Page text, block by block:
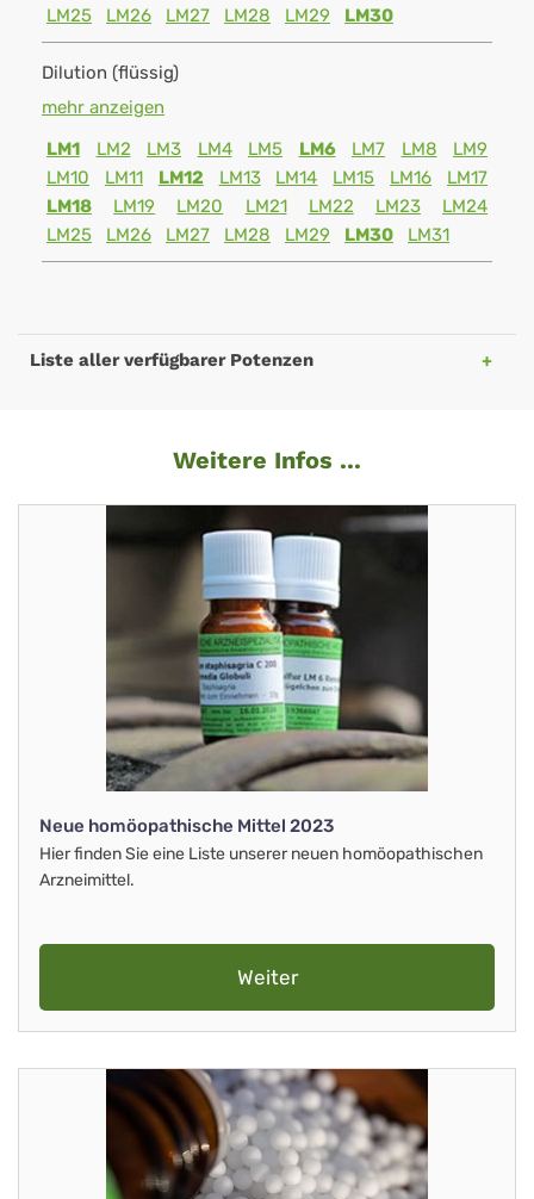
LM25 LM26 LM27 LM28 LM29 LM30
Dilution (flüssig)
mehr anzeigen
LM1
LM2 LM3 LM4 LM5 LM6 LM7 LM8
LM9
LM10
LM11 LM12 LM13 LM14 LM15 LM16
LM17
LM18
LM19 LM20 LM21 LM22 LM23
LM24
LM25
LM26 LM27 LM28 LM29 LM30 LM31
Liste aller verfügbarer Potenzen
Weitere Infos ...
Neue homöopathische Mittel 2023
Hier finden Sie eine Liste unserer neuen homöopathischen
Arzneimittel.
Weiter